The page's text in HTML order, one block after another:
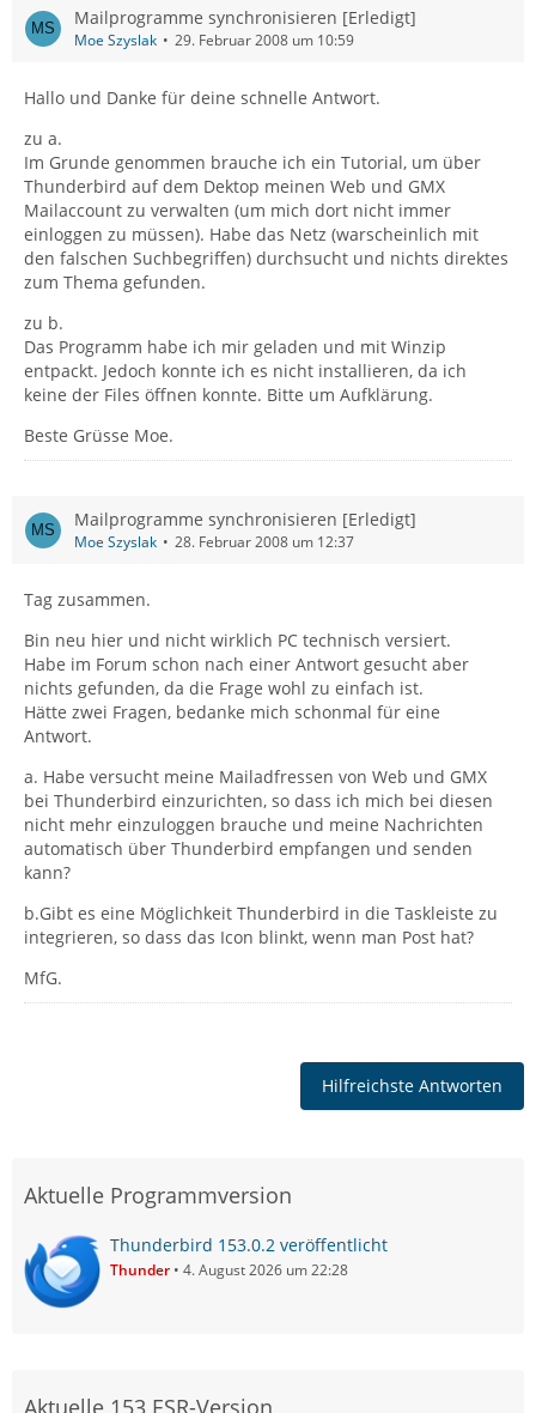
Mailprogramme synchronisieren [Erledigt]
Moe Szyslak 29. Februar 2008 um 10:59
Hallo und Danke für deine schnelle Antwort.
zu a.
Im Grunde genommen brauche ich ein Tutorial, um über
Thunderbird auf dem Dektop meinen Web und GMX
Mailaccount zu verwalten (um mich dort nicht immer
einloggen zu müssen). Habe das Netz (warscheinlich mit
den falschen Suchbegriffen) durchsucht und nichts direktes
zum Thema gefunden.
zu b.
Das Programm habe ich mir geladen und mit Winzip
entpackt. Jedoch konnte ich es nicht installieren, da ich
keine der Files öffnen konnte. Bitte um Aufklärung.
Beste Grüsse Moe.
Mailprogramme synchronisieren [Erledigt]
Moe Szyslak 28. Februar 2008 um 12:37
Tag zusammen.
Bin neu hier und nicht wirklich PC technisch versiert.
Habe im Forum schon nach einer Antwort gesucht aber
nichts gefunden, da die Frage wohl zu einfach ist.
Hätte zwei Fragen, bedanke mich schonmal für eine
Antwort.
a. Habe versucht meine Mailadfressen von Web und GMX
bei Thunderbird einzurichten, so dass ich mich bei diesen
nicht mehr einzuloggen brauche und meine Nachrichten
automatisch über Thunderbird empfangen und senden
kann?
b.Gibt es eine Möglichkeit Thunderbird in die Taskleiste zu
integrieren, so dass das Icon blinkt, wenn man Post hat?
MfG.
Hilfreichste Antworten
Aktuelle Programmversion
Thunderbird 153.0.2 veröffentlicht
Thunder 4. August 2026 um 22:28
Aktuelle 153 ESR-Version